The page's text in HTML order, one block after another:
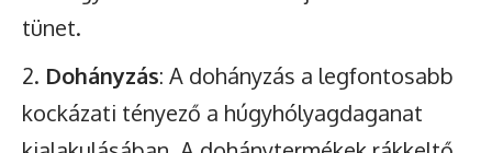
tünet.
Dohányzás: A dohányzás a legfontosabb
kockázati tényező a húgyhólyagdaganat